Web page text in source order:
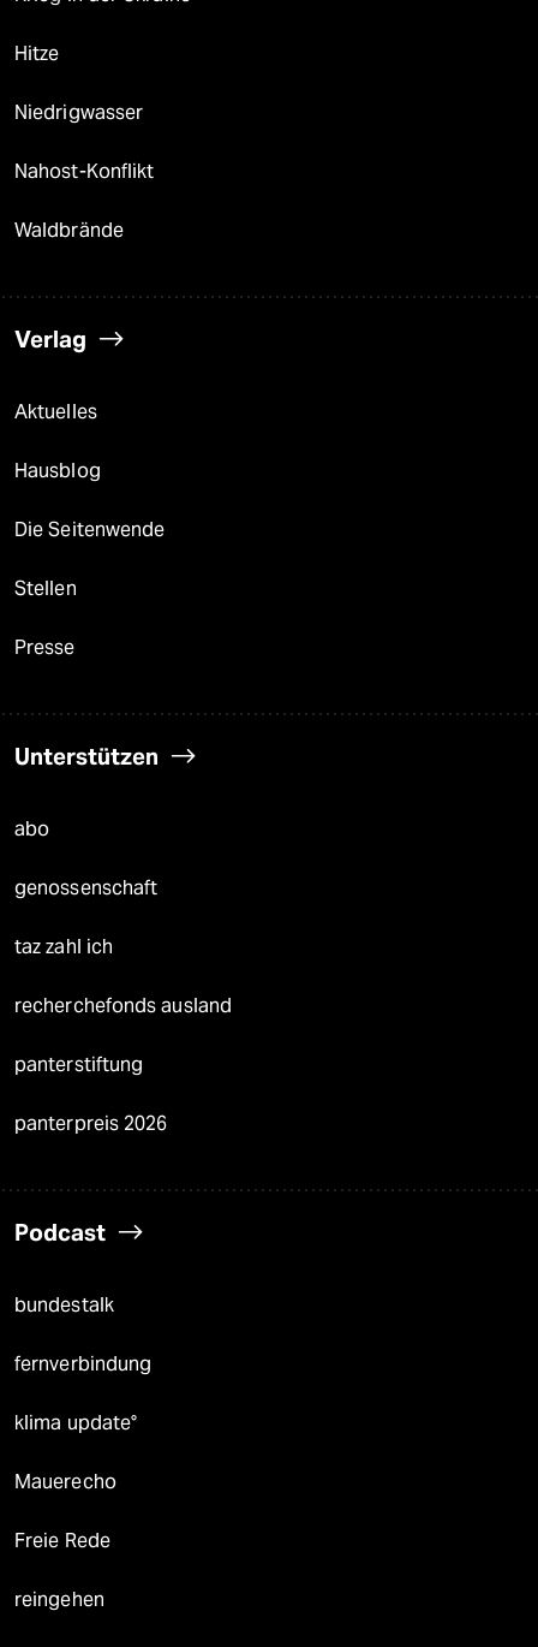
Hitze
Niedrigwasser
Nahost-Konflikt
Waldbrände
Verlag
Aktuelles
Hausblog
Die Seitenwende
Stellen
Presse
Unterstützen
abo
genossenschaft
taz zahl ich
recherchefonds ausland
panterstiftung
panterpreis 2026
Podcast
bundestalk
fernverbindung
klima update°
Mauerecho
Freie Rede
reingehen